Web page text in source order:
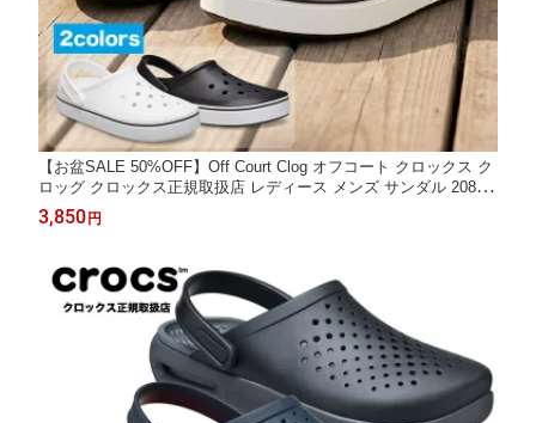
【お盆SALE 50%OFF】Off Court Clog オフコート クロックス ク
ロッグ クロックス正規取扱店 レディース メンズ サンダル 20837
1 クロックスレディース クロックスサンダル セール 半額 ※
3,850 円